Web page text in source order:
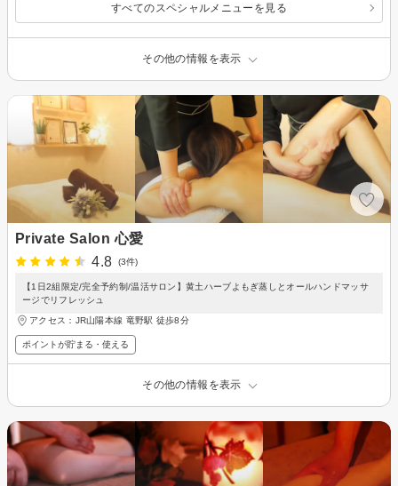
すべてのスペシャルメニューを見る
その他の情報を表示
Private Salon 心愛
4.8
(3件)
【1日2組限定/完全予約制/温活サロン】黄土ハーブよもぎ蒸しとオールハンドマッサ
ージでリフレッシュ
アクセス：JR山陽本線 竜野駅 徒歩8分
ポイントが貯まる・使える
その他の情報を表示